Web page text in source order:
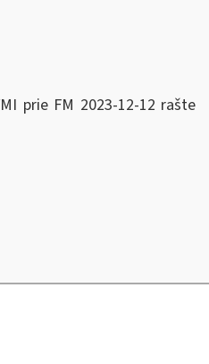
prie FM 2023-12-12 rašte